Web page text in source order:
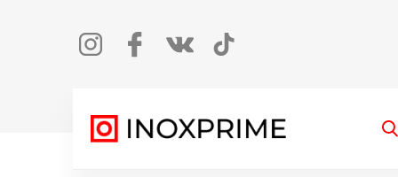
InstagramFacebookВконтакте
TikTok